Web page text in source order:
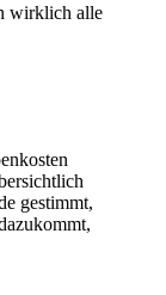
wirklich alle
gestimmt,